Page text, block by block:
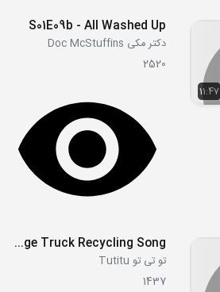
11:47
S01E09b - All Washed Up
دکتر مکی Doc McStuffins
2520
S02 - Garbage Truck Recycling Song
تو تی تو Tutitu
1437